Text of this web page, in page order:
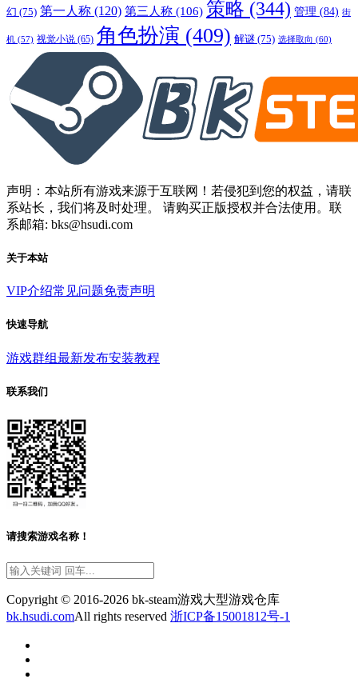
幻 (75) 第一人称 (120) 第三人称 (106) 策略 (344) 管理 (84) 街
机 (57) 视觉小说 (65) 角色扮演 (409) 解谜 (75) 选择取向 (60)
声明：本站所有游戏来源于互联网！若侵犯到您的权益，请联
系站长，我们将及时处理。 请购买正版授权并合法使用。联
系邮箱: bks@hsudi.com
关于本站
VIP介绍常见问题免责声明
快速导航
游戏群组最新发布安装教程
联系我们
请搜索游戏名称！
Copyright © 2016-2026 bk-steam游戏大型游戏仓库
bk.hsudi.comAll rights reserved 浙ICP备15001812号-1